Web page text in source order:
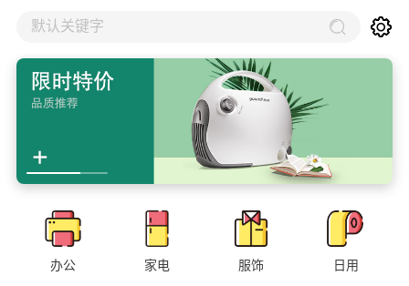
默认关键字
办公 家电 服饰 日用